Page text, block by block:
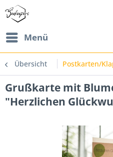
Menü
Übersicht Postkarten/
Grußkarte mit
"Herzlichen